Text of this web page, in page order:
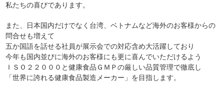
私たちの喜びであります。
また、日本国内だけでなく台湾、ベトナムなど海外のお客様からの
問合せも増えて
五か国語を話せる社員が展示会での対応含め大活躍しており
今年も国内並びに海外のお客様にも更に喜んでいただけるよう
ＩＳＯ２２０００と健康食品ＧＭＰの厳しい品質管理で徹底し
「世界に誇れる健康食品製造メーカー」を目指します。